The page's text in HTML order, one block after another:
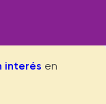
interés en